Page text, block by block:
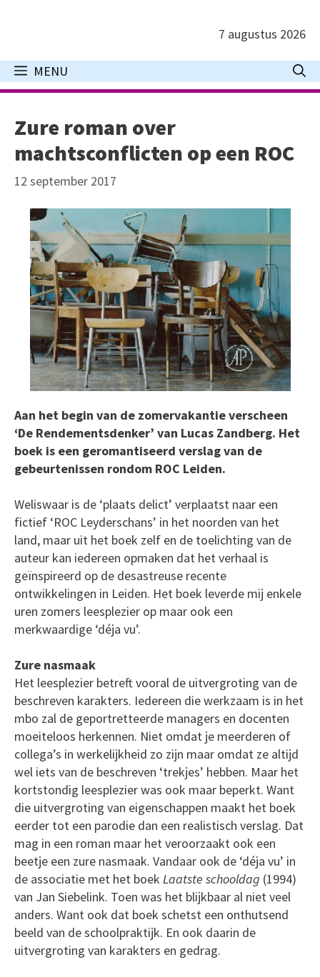
inhoud
7 augustus 2026
MENU
Zure roman over
machtsconflicten op een ROC
12 september 2017
Aan het begin van de zomervakantie verscheen
‘De Rendementsdenker’ van Lucas Zandberg. Het
boek is een geromantiseerd verslag van de
gebeurtenissen rondom ROC Leiden.
Weliswaar is de ‘plaats delict’ verplaatst naar een
fictief ‘ROC Leyderschans’ in het noorden van het
land, maar uit het boek zelf en de toelichting van de
auteur kan iedereen opmaken dat het verhaal is
geïnspireerd op de desastreuse recente
ontwikkelingen in Leiden. Het boek leverde mij enkele
uren zomers leesplezier op maar ook een
merkwaardige ‘déja vu’.
Zure nasmaak
Het leesplezier betreft vooral de uitvergroting van de
beschreven karakters. Iedereen die werkzaam is in het
mbo zal de geportretteerde managers en docenten
moeiteloos herkennen. Niet omdat je meerderen of
collega’s in werkelijkheid zo zijn maar omdat ze altijd
wel iets van de beschreven ‘trekjes’ hebben. Maar het
kortstondig leesplezier was ook maar beperkt. Want
die uitvergroting van eigenschappen maakt het boek
eerder tot een parodie dan een realistisch verslag. Dat
mag in een roman maar het veroorzaakt ook een
beetje een zure nasmaak. Vandaar ook de ‘déja vu’ in
de associatie met het boek Laatste schooldag (1994)
van Jan Siebelink. Toen was het blijkbaar al niet veel
anders. Want ook dat boek schetst een onthutsend
beeld van de schoolpraktijk. En ook daarin de
uitvergroting van karakters en gedrag.